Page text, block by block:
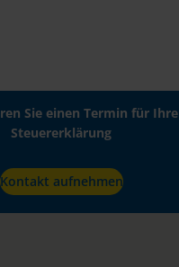
Sie einen Termin für Ihre
Steuererklärung
Kontakt aufnehmen